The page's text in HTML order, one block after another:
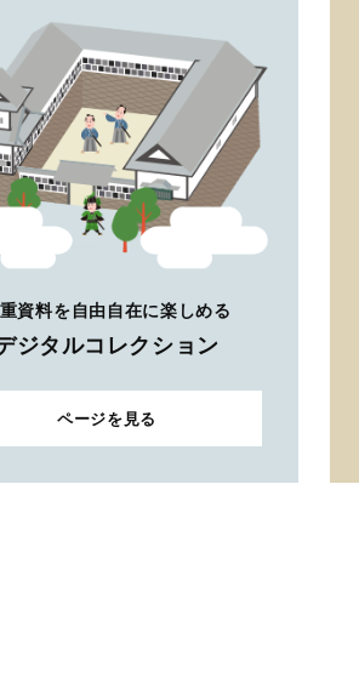
資料を自由自在に楽しめる
ジタルコレクション
ページを見る